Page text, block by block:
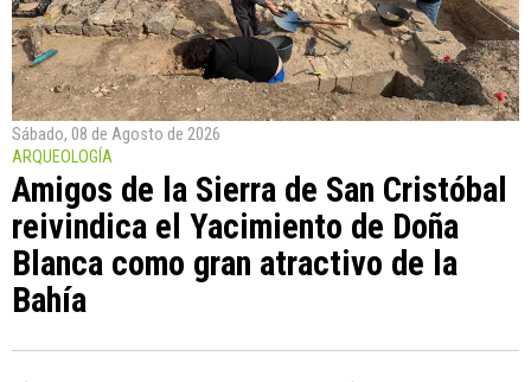
Sábado, 08 de Agosto de 2026
ARQUEOLOGÍA
Amigos de la Sierra de San Cristóbal
reivindica el Yacimiento de Doña
Blanca como gran atractivo de la
Bahía